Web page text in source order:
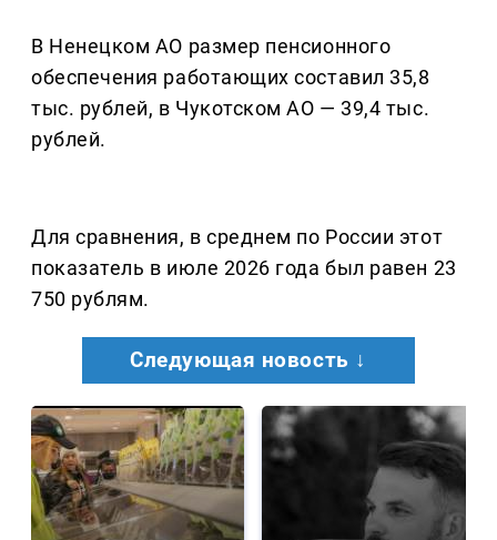
В Ненецком АО размер пенсионного
обеспечения работающих составил 35,8
тыс. рублей, в Чукотском АО — 39,4 тыс.
рублей.
Для сравнения, в среднем по России этот
показатель в июле 2026 года был равен 23
750 рублям.
Следующая новость ↓